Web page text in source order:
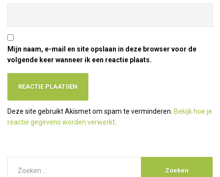
Mijn naam, e-mail en site opslaan in deze browser voor de
volgende keer wanneer ik een reactie plaats.
Deze site gebruikt Akismet om spam te verminderen. Bekijk hoe je
reactie gegevens worden verwerkt